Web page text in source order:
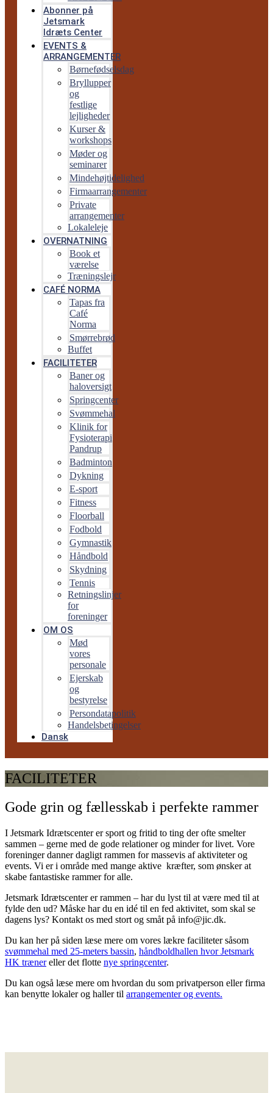
Abonner på
Jetsmark
Idræts Center
EVENTS &
ARRANGEMENTER
Børnefødselsdag
Bryllupper
og
festlige
lejligheder
Kurser &
workshops
Møder og
seminarer
Mindehøjtidelighed
Firmaarrangementer
Private
arrangementer
Lokaleleje
OVERNATNING
Book et
værelse
Træningslejr
CAFÉ NORMA
Tapas fra
Café
Norma
Smørrebrød
Buffet
FACILITETER
Baner og
haloversigt
Springcenter
Svømmehal
Klinik for
Fysioterapi
Pandrup
Badminton
Dykning
E-sport
Fitness
Floorball
Fodbold
Gymnastik
Håndbold
Skydning
Tennis
Retningslinjer
for
foreninger
OM OS
Mød
vores
personale
Ejerskab
og
bestyrelse
Persondatapolitik
Handelsbetingelser
Dansk
FACILITETER
Gode grin og fællesskab i perfekte rammer
I Jetsmark Idrætscenter er sport og fritid to ting der ofte smelter
sammen – gerne med de gode relationer og minder for livet. Vore
foreninger danner dagligt rammen for massevis af aktiviteter og
events. Vi er i område med mange aktive kræfter, som ønsker at
skabe fantastiske rammer for alle.
Jetsmark Idrætscenter er rammen – har du lyst til at være med til at
fylde den ud? Måske har du en idé til en fed aktivitet, som skal se
dagens lys? Kontakt os med stort og småt på info@jic.dk.
Du kan her på siden læse mere om vores lækre faciliteter såsom
svømmehal med 25-meters bassin, håndboldhallen hvor Jetsmark
HK trænereller det flotte nye springcenter.
Du kan også læse mere om hvordan du som privatperson eller firma
kan benytte lokaler og haller til arrangementer og events.